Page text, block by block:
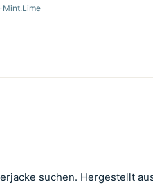
Mint.Lime
suchen. Hergestellt